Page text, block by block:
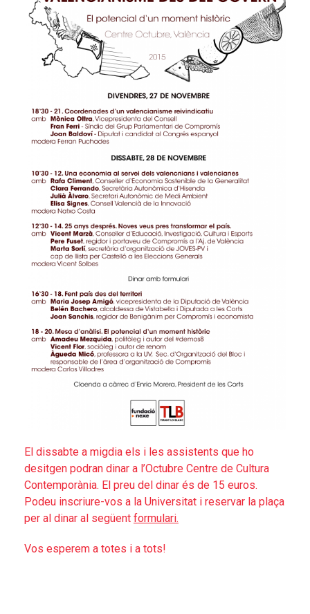
El dissabte a migdia els i les assistents que ho
desitgen podran dinar a l’Octubre Centre de Cultura
Contemporània. El preu del dinar és de 15 euros.
Podeu inscriure-vos a la Universitat i reservar la plaça
per al dinar al següent formulari.
Vos esperem a totes i a tots!